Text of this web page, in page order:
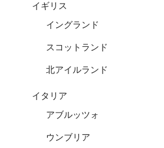
イギリス
イングランド
スコットランド
北アイルランド
イタリア
アブルッツォ
ウンブリア